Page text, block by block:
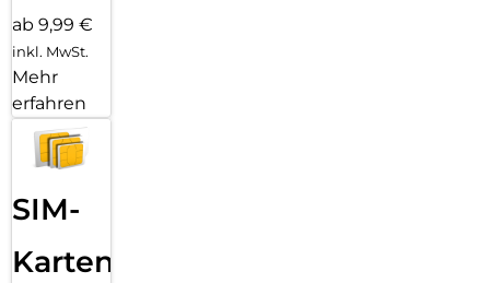
ab 9,99 €
inkl. MwSt.
Mehr
erfahren
SIM-
Karten